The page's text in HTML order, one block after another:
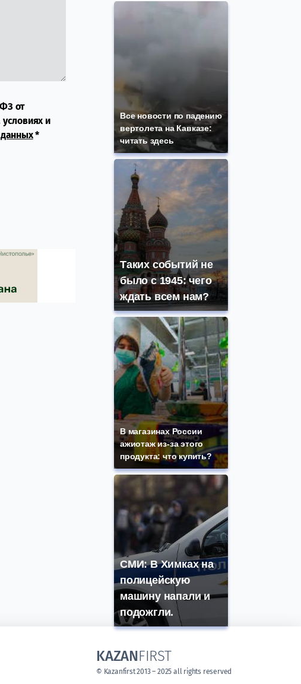
от
и
*
Все новости по падению
вертолета на Кавказе:
читать здесь
Таких событий не
было с 1945: чего
ждать всем нам?
В магазинах России
ажиотаж из-за этого
продукта: что купить?
СМИ: В Химках на
полицейскую
машину напали и
подожгли.
KAZANFIRST
© Kazanfirst 2013 – 2025 all rights reserved